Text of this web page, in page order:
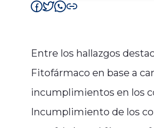
Entre los hallazgos
Fitofármaco en base a
incumplimientos en los
Incumplimiento de los